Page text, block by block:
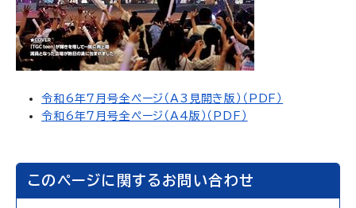
令和6年7月号全ページ（A3見開き版）（PDF）
令和6年7月号全ページ（A4版）（PDF）
このページに関するお問い合わせ